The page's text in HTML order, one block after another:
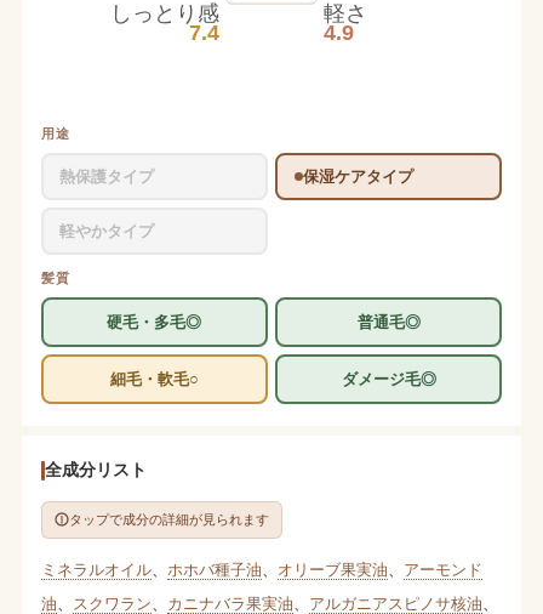
軽さ
4.9
しっとり感
7.4
用途
熱保護タイプ 保湿ケアタイプ
軽やかタイプ
髪質
硬毛・多毛◎ 普通毛◎
細毛・軟毛○ ダメージ毛◎
全成分リスト
タップで成分の詳細が見られます
ミネラルオイル、 ホホバ種子油 オリーブ果実油
アーモンド
油
スクワラン カニナバラ果実油 アルガニアスピノサ核油